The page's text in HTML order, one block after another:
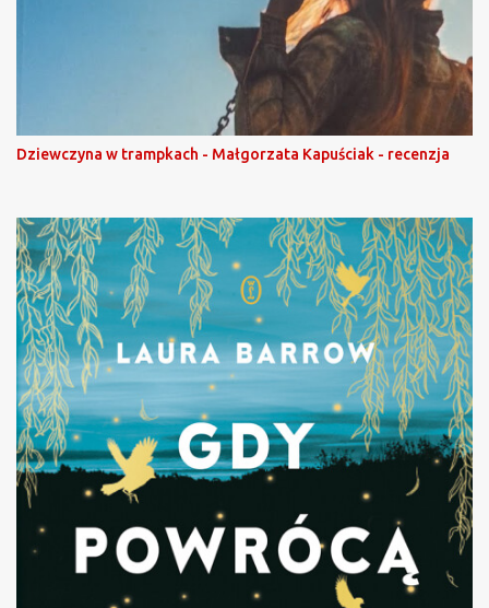
Dziewczyna w trampkach - Małgorzata Kapuściak - recenzja